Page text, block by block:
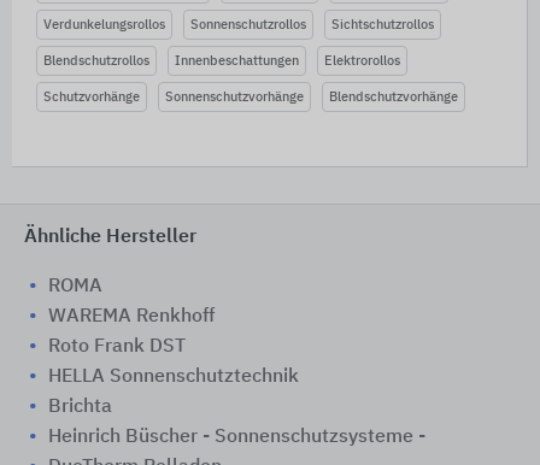
Verdunkelungsrollos Sonnenschutzrollos Sichtschutzrollos
Blendschutzrollos Innenbeschattungen Elektrorollos
Schutzvorhänge Sonnenschutzvorhänge Blendschutzvorhänge
Ähnliche Hersteller
ROMA
WAREMA Renkhoff
Roto Frank DST
HELLA Sonnenschutztechnik
Brichta
Heinrich Büscher - Sonnenschutzsysteme -